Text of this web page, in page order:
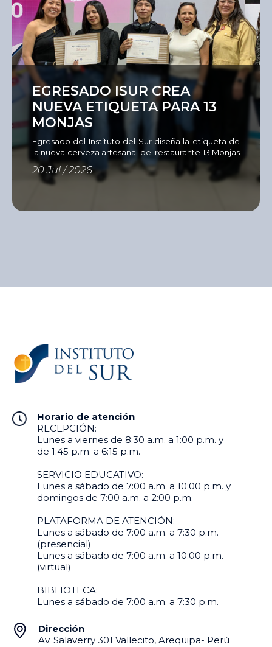
EGRESADO ISUR CREA
NUEVA ETIQUETA PARA 13
MONJAS
Egresado del Instituto del Sur diseña la etiqueta de
la nueva cerveza artesanal del restaurante 13 Monjas
Como parte de su compromiso con una formación
estrechamente vinculada al entorno profesional, la
Unidad Académica de Diseño del Instituto del Sur,
20 Jul / 2026
Ver
Horario de atención
RECEPCIÓN:
Lunes a viernes de 8:30 a.m. a 1:00 p.m. y
de 1:45 p.m. a 6:15 p.m.
SERVICIO EDUCATIVO:
Lunes a sábado de 7:00 a.m. a 10:00 p.m. y
domingos de 7:00 a.m. a 2:00 p.m.
PLATAFORMA DE ATENCIÓN:
Lunes a sábado de 7:00 a.m. a 7:30 p.m.
(presencial)
Lunes a sábado de 7:00 a.m. a 10:00 p.m.
(virtual)
BIBLIOTECA:
Lunes a sábado de 7:00 a.m. a 7:30 p.m.
Dirección
Av. Salaverry 301 Vallecito, Arequipa- Perú